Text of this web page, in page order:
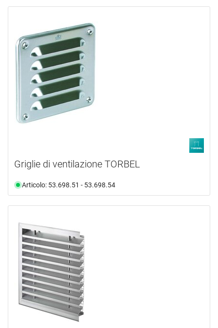
Griglie di ventilazione TORBEL
Articolo: 53.698.51 - 53.698.54